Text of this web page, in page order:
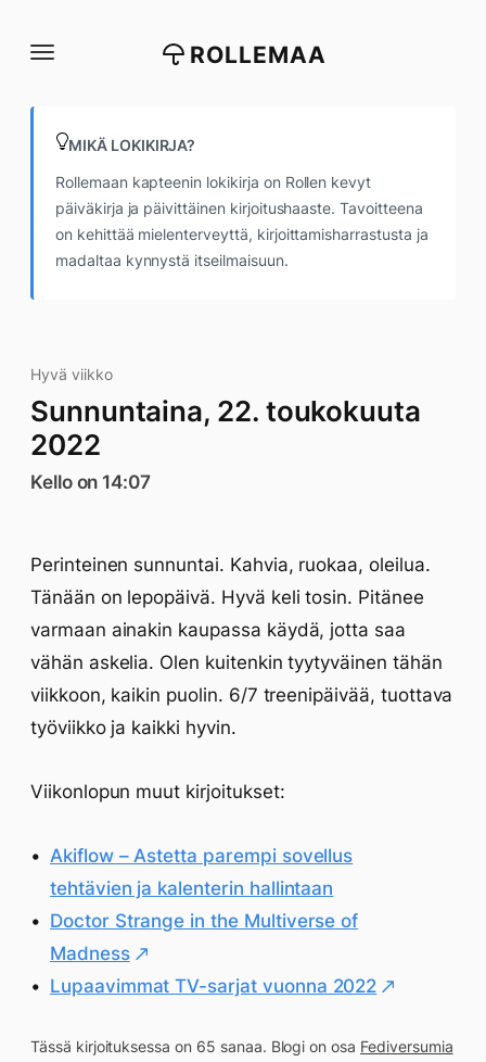
suoraan
ROLLEMAA
MIKÄ LOKIKIRJA?
Rollemaan kapteenin lokikirja on Rollen kevyt
päiväkirja ja päivittäinen kirjoitushaaste. Tavoitteena
on kehittää mielenterveyttä, kirjoittamisharrastusta ja
madaltaa kynnystä itseilmaisuun.
Hyvä viikko
Sunnuntaina, 22. toukokuuta
2022
Kello on 14:07
Perinteinen sunnuntai. Kahvia, ruokaa, oleilua.
Tänään on lepopäivä. Hyvä keli tosin. Pitänee
varmaan ainakin kaupassa käydä, jotta saa
vähän askelia. Olen kuitenkin tyytyväinen tähän
viikkoon, kaikin puolin. 6/7 treenipäivää, tuottava
työviikko ja kaikki hyvin.
Viikonlopun muut kirjoitukset:
Akiflow – Astetta parempi sovellus
tehtävien ja kalenterin hallintaan
Doctor Strange in the Multiverse of
Madness
Lupaavimmat TV-sarjat vuonna 2022
Tässä kirjoituksessa on 65 sanaa. Blogi on osa Fediversumia